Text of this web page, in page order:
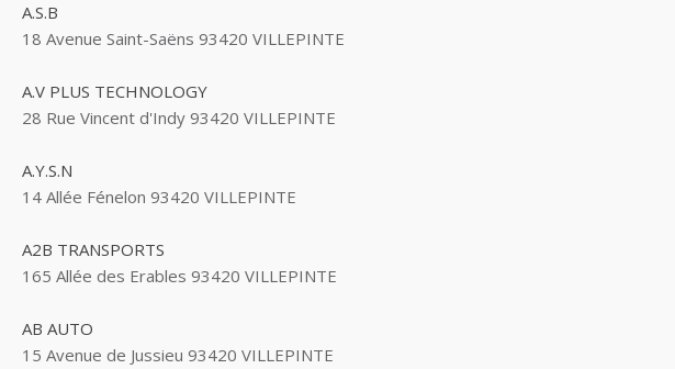
A.S.B
18 Avenue Saint-Saëns 93420 VILLEPINTE
A.V PLUS TECHNOLOGY
28 Rue Vincent d'Indy 93420 VILLEPINTE
A.Y.S.N
14 Allée Fénelon 93420 VILLEPINTE
A2B TRANSPORTS
165 Allée des Erables 93420 VILLEPINTE
AB AUTO
15 Avenue de Jussieu 93420 VILLEPINTE